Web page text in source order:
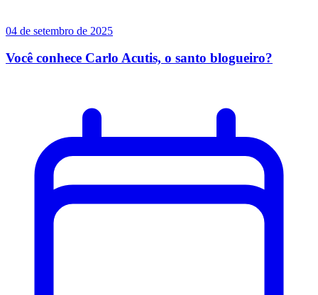
04 de setembro de 2025
Você conhece Carlo Acutis, o santo blogueiro?